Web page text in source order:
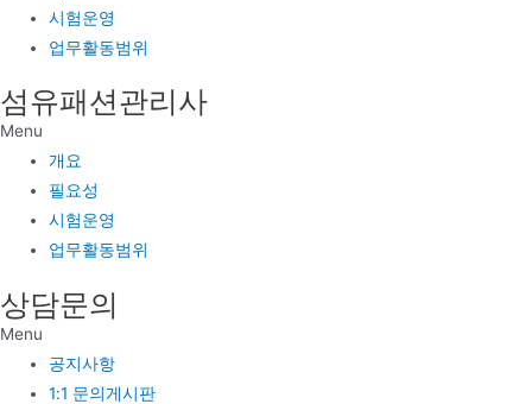
시험운영
업무활동범위
섬유패션관리사
Menu
개요
필요성
시험운영
업무활동범위
상담문의
Menu
공지사항
1:1 문의게시판